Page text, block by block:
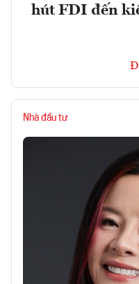
hút FDI đến
Nhà đầu tư